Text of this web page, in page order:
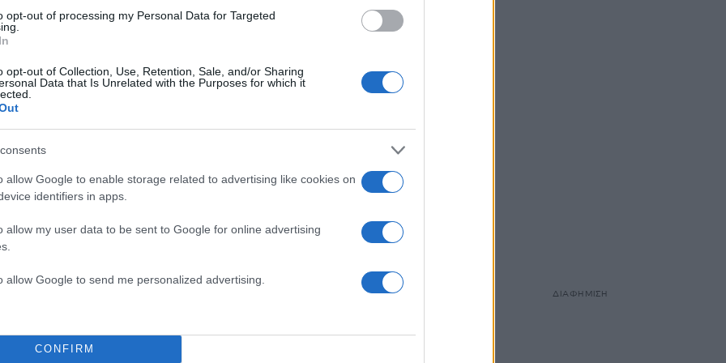
opt-out of processing my Personal Data for Targeted
opt-out of Collection, Use, Retention, Sale, and/or Sharing
Data that Is Unrelated with the Purposes for which it
allow Google to enable storage related to advertising like cookies on
identifiers in apps.
allow my user data to be sent to Google for online advertising
allow Google to send me personalized advertising.
CONFIRM
κατάσταση»
το ζήτημα στη δημοτική Αρχή πολλές φορές, τόσο
ΔΙΑΦΗΜΙΣΗ
ΔΙΑΦΗΜΙΣΗ